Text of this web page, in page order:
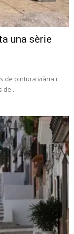
una sèrie
de pintura viària i
de...